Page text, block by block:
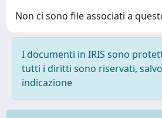
Non ci sono file associati a
I documenti in IRIS sono
tutti i diritti sono riservati,
indicazione